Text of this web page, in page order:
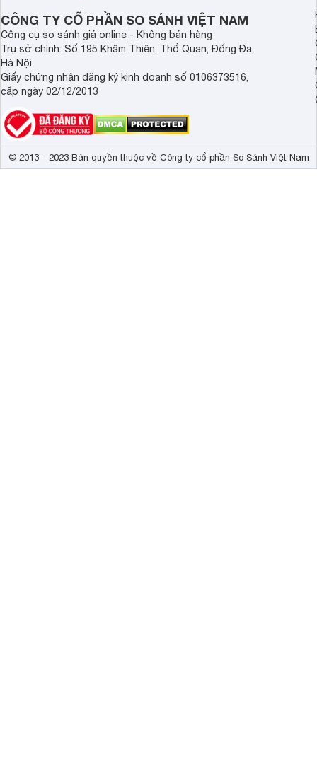
CÔNG TY CỔ PHẦN SO SÁNH VIỆT NAM
Công cụ so sánh giá online - Không bán hàng
Trụ sở chính: Số 195 Khâm Thiên, Thổ Quan, Đống Đa,
Hà Nội
Giấy chứng nhận đăng ký kinh doanh số 0106373516,
cấp ngày 02/12/2013
© 2013 - 2023 Bản quyền thuộc về Công ty cổ phần So Sánh Việt Nam